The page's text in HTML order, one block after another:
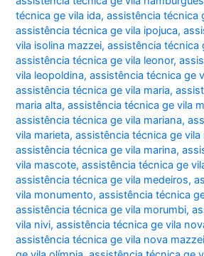
técnica ge vila ida,assistência técnica
assistência técnica ge vila ipojuca,
vila isolina mazzei,assistência técnica
assistência técnica ge vila leonor,
vila leopoldina,assistência técnica ge
assistência técnica ge vila maria,
maria alta,assistência técnica ge vila
assistência técnica ge vila mariana,
vila marieta,assistência técnica ge vila
assistência técnica ge vila marina,
vila mascote,assistência técnica ge
assistência técnica ge vila medeiros,
vila monumento,assistência técnica
assistência técnica ge vila morumbi,
vila nivi,assistência técnica ge vila
assistência técnica ge vila nova mazzei